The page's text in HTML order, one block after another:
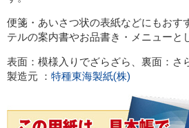
便箋・あいさつ状の表紙などにもおす
テルの案内書やお品書き・メニューと
表面：模様入りでざらざら、裏面：さ
製造元 ： 特種東海製紙(株)